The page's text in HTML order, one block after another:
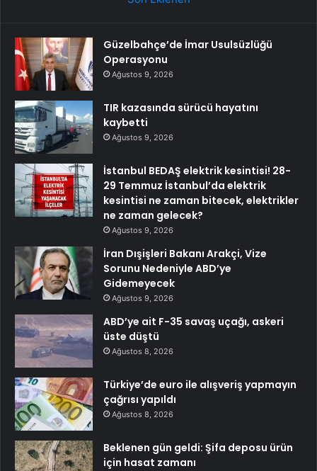
Güzelbahçe’de İmar Usulsüzlüğü
Operasyonu
Ağustos 9, 2026
TIR kazasında sürücü hayatını
kaybetti
Ağustos 9, 2026
İstanbul BEDAŞ elektrik kesintisi! 28-
29 Temmuz İstanbul’da elektrik
kesintisi ne zaman bitecek, elektrikler
ne zaman gelecek?
Ağustos 9, 2026
İran Dışişleri Bakanı Arakçi, Vize
Sorunu Nedeniyle ABD’ye
Gidemeyecek
Ağustos 9, 2026
ABD’ye ait F-35 savaş uçağı, askeri
üste düştü
Ağustos 8, 2026
Türkiye’de euro ile alışveriş yapmayın
çağrısı yapıldı
Ağustos 8, 2026
Beklenen gün geldi: Şifa deposu ürün
için hasat zamanı